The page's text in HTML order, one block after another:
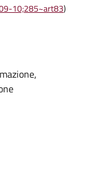
10;285~art83)